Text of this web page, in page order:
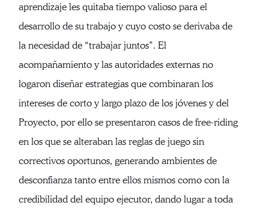
aprendizaje les quitaba tiempo valioso para el
desarrollo de su trabajo y cuyo costo se derivaba de
la necesidad de “trabajar juntos”. El
acompañamiento y las autoridades externas no
logaron diseñar estrategias que combinaran los
intereses de corto y largo plazo de los jóvenes y del
Proyecto, por ello se presentaron casos de free-riding
en los que se alteraban las reglas de juego sin
correctivos oportunos, generando ambientes de
desconfianza tanto entre ellos mismos como con la
credibilidad del equipo ejecutor, dando lugar a toda